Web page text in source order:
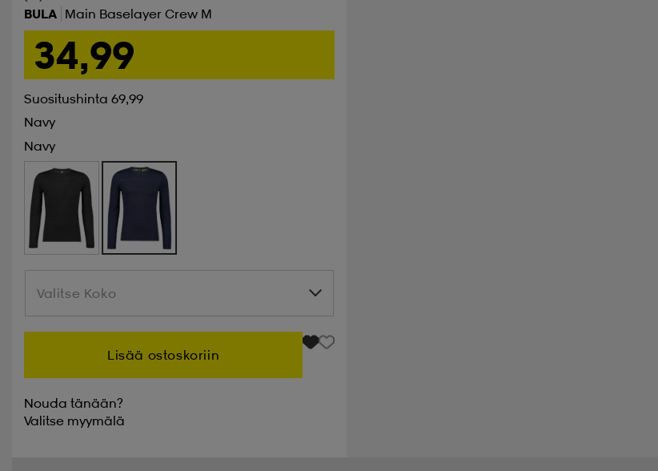
BULA Main Baselayer Crew M
34,99
Suositushinta 69,99
Navy
Navy
Valitse Koko
Valitse Koko
Lisää ostoskoriin
Nouda tänään?
Valitse myymälä